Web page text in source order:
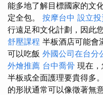
能多地了解目標國家的文
定全包。 按摩台中 設立
行遠足和文化計劃，因此
舒壓課程 半板酒店可能會
可以吃飯 外國公司在台分
外燴推薦 台中喬骨 現在
半板或全面護理要貴得多
的形狀通常可以像徵著無